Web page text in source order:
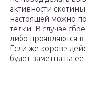
активности
настоящей можно
тёлки. В случае
либо проявляются
Если же корове
будет заметна на её